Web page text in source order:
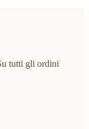
tutti gli ordini